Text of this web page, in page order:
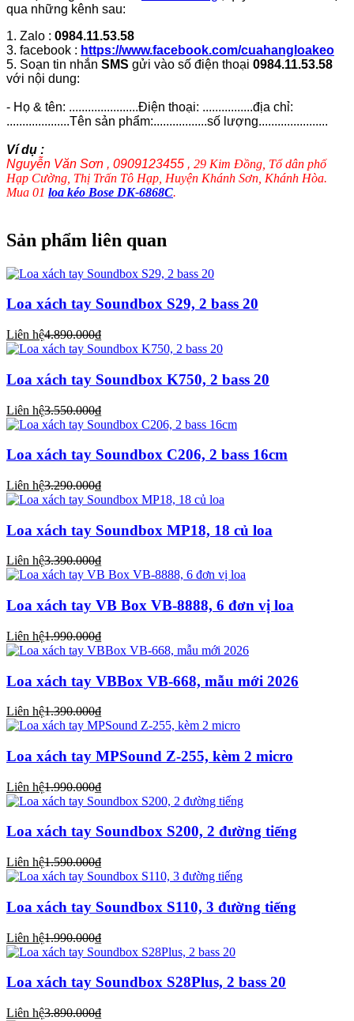
qua những kênh sau:
1. Zalo : 0984.11.53.58
3. facebook : https://www.facebook.com/cuahangloakeo
5. Soạn tin nhắn SMS gửi vào số điện thoại 0984.11.53.58
với nội dung:
- Họ & tên: ......................Điện thoại: ................địa chỉ:
....................Tên sản phẩm:.................số lượng......................
Ví dụ :
Nguyễn Văn Sơn , 0909123455 , 29 Kim Đồng, Tổ dân phố
Hạp Cường, Thị Trấn Tô Hạp, Huyện Khánh Sơn, Khánh Hòa.
Mua 01 loa kéo Bose DK-6868C.
Sản phẩm liên quan
Loa xách tay Soundbox S29, 2 bass 20
Liên hệ4.890.000₫
Loa xách tay Soundbox K750, 2 bass 20
Liên hệ3.550.000₫
Loa xách tay Soundbox C206, 2 bass 16cm
Liên hệ3.290.000₫
Loa xách tay Soundbox MP18, 18 củ loa
Liên hệ3.390.000₫
Loa xách tay VB Box VB-8888, 6 đơn vị loa
Liên hệ1.990.000₫
Loa xách tay VBBox VB-668, mẫu mới 2026
Liên hệ1.390.000₫
Loa xách tay MPSound Z-255, kèm 2 micro
Liên hệ1.990.000₫
Loa xách tay Soundbox S200, 2 đường tiếng
Liên hệ1.590.000₫
Loa xách tay Soundbox S110, 3 đường tiếng
Liên hệ1.990.000₫
Loa xách tay Soundbox S28Plus, 2 bass 20
Liên hệ3.890.000₫